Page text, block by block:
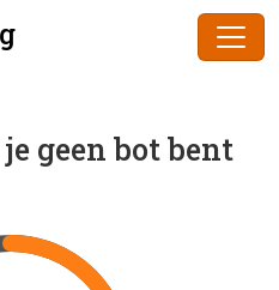
geen bot bent